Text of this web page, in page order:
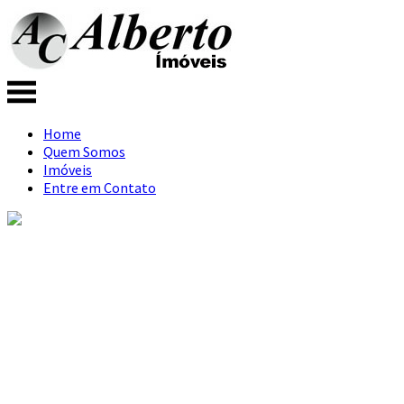
Home
Quem Somos
Imóveis
Entre em Contato